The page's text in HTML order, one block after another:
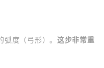
度（弓形）。 这步非常重